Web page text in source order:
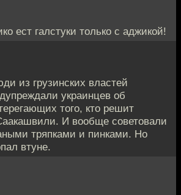
ест галстуки только с аджикой!
из грузинских властей
украинцев об
того, кто решит
И вообще советовали
тряпками и пинками. Но
втуне.